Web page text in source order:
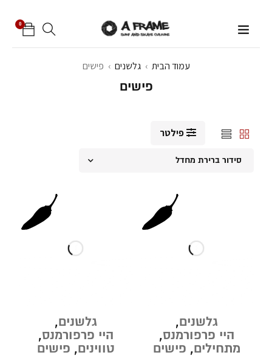
0
עמוד הבית › גלשנים › פישים
פישים
פילטר
סידור ברירת מחדל
גלשנים,
היי פרפורמנס,
מתחילים, פישים
גלשנים,
היי פרפורמנס,
טווינים, פישים